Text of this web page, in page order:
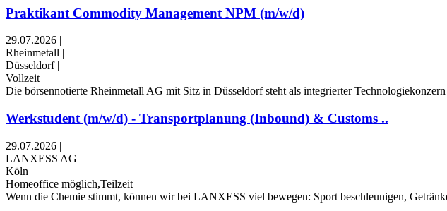
Praktikant Commodity Management NPM (m/w/d)
29.07.2026 |
Rheinmetall |
Düsseldorf |
Vollzeit
Die börsennotierte Rheinmetall AG mit Sitz in Düsseldorf steht als integrierter
Werkstudent (m/w/d) - Transportplanung (Inbound) & Customs ..
29.07.2026 |
LANXESS AG |
Köln |
Homeoffice möglich,Teilzeit
Wenn die Chemie stimmt, können wir bei LANXESS viel bewegen: Sport beschleunigen,